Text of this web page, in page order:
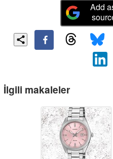
Add
İlgili makaleler